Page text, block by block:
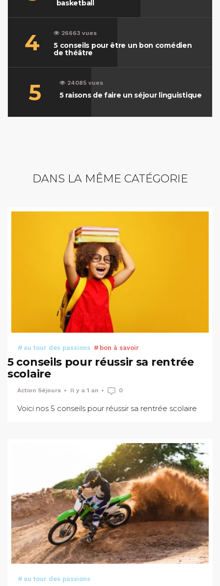
basketball
4 26663 vues
5 conseils pour être un bon comédien
de théâtre
5 24085 vues
5 raisons de faire un séjour linguistique
DANS LA MÊME CATÉGORIE
au tour des passions bon à savoir
5 conseils pour réussir sa rentrée
scolaire
Action Séjours Il y a 1 an 0
Voici nos 5 conseils pour réussir sa rentrée scolaire
au tour des passions